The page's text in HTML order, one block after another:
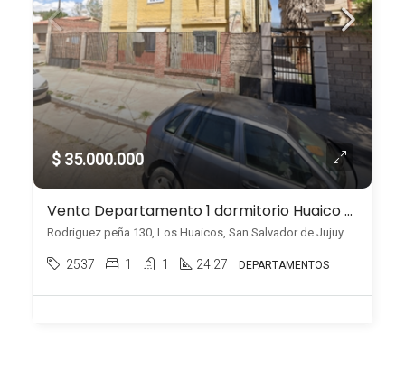
$ 35.000.000
Venta Departamento 1 dormitorio Huaico Jujuy
Rodriguez peña 130, Los Huaicos, San Salvador de Jujuy
2537 1 1 24.27 DEPARTAMENTOS